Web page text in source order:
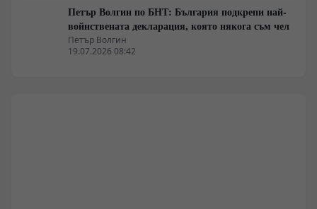
Петър Волгин по БНТ: България подкрепи най-
войнствената декларация, която някога съм чел
Петър Волгин
19.07.2026 08:42